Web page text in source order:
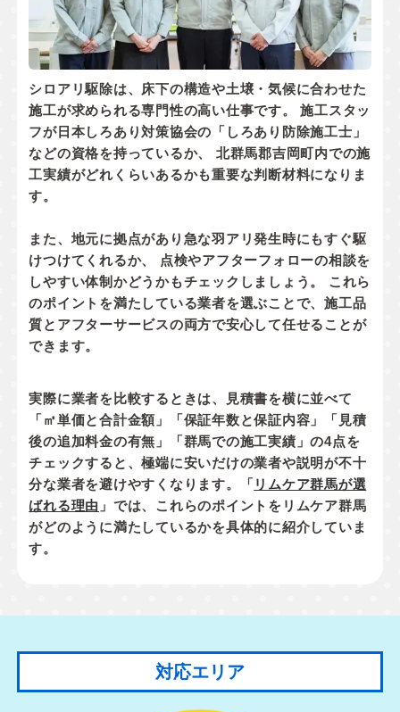
シロアリ駆除は、床下の構造や土壌・気候に合わせた
施工が求められる専門性の高い仕事です。 施工スタッ
フが日本しろあり対策協会の「しろあり防除施工士」
などの資格を持っているか、 北群馬郡吉岡町内での施
工実績がどれくらいあるかも重要な判断材料になりま
す。
また、地元に拠点があり 急な羽アリ発生時にもすぐ駆
けつけてくれるか、 点検やアフターフォローの相談を
しやすい体制かどうかもチェックしましょう。 これら
のポイントを満たしている業者を選ぶことで、施工品
質とアフターサービスの両方で安心して任せることが
できます。
実際に業者を比較するときは、見積書を横に並べて
「㎡単価と合計金額」「保証年数と保証内容」「見積
後の追加料金の有無」「群馬での施工実績」の4点を
チェックすると、極端に安いだけの業者や説明が不十
分な業者を避けやすくなります。「 リムケア群馬が選
ばれる理由 」では、これらのポイントをリムケア群馬
がどのように満たしているかを具体的に紹介していま
す。
対応エリア